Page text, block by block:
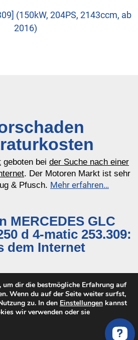
(150kW, 204PS, 2143ccm, ab
2016)
geboten bei der Suche nach einer
. Der Motoren Markt ist sehr
& Pfusch. Mehr erfahren…
MERCEDES GLC
d 4-matic 253.309:
dem Internet
bei:3800-5800€ .
und erhalte bis zu 5 Angebote
Werkstätten.
für diesen Motortyp gefunden.
um dir die bestmögliche Erfahrung auf
Wenn du auf der Seite weiter surfst,
zu. In den Einstellungen kannst
wir verwenden oder sie
Banner schließen